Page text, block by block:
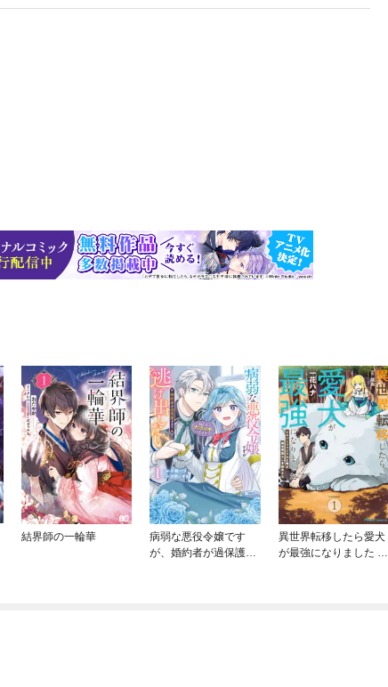
結界師の一輪華
病弱な悪役令嬢です
が、婚約者が過保護す
異世界転移したら愛犬
が最強になりました ～